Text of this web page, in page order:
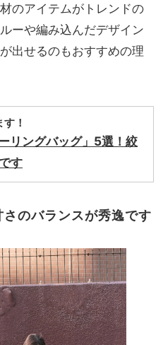
のアイテムがトレンドの
ーや編み込んだデザイン
出せるのもおすすめの理
！
リングバッグ」5選！絞
す
のバランスが秀逸です